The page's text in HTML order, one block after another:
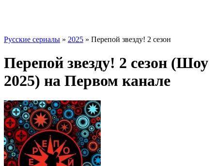
Русские сериалы » 2025 » Перепой звезду! 2 сезон
Перепой звезду! 2 сезон (Шоу
2025) на Первом канале